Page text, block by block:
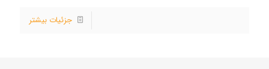
جزئیات بیشتر